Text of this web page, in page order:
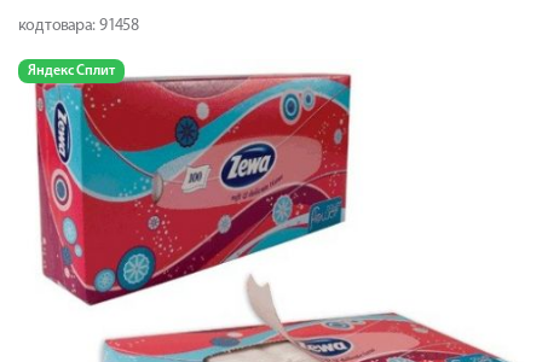
код товара: 91458
Яндекс Сплит